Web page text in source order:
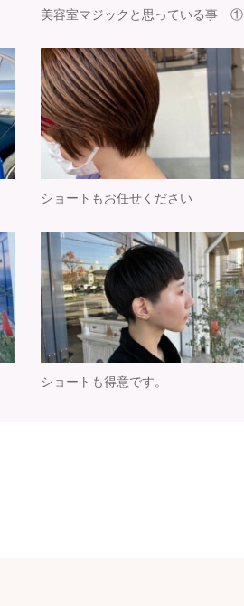
美容室マジックと思っている事 ①
ショートもお任せください
ショートも得意です。